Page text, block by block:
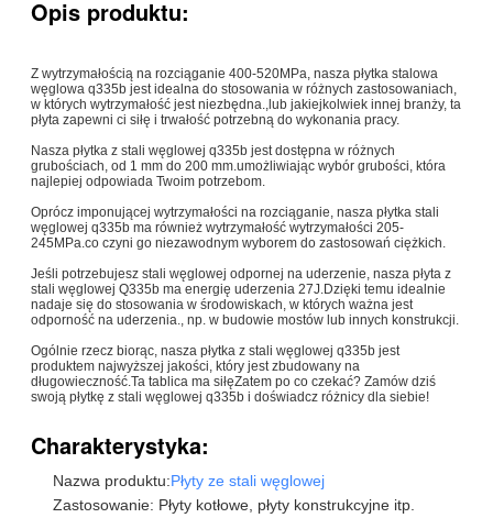
Opis produktu:
Z wytrzymałością na rozciąganie 400-520MPa, nasza płytka stalowa
węglowa q335b jest idealna do stosowania w różnych zastosowaniach,
w których wytrzymałość jest niezbędna.,lub jakiejkolwiek innej branży, ta
płyta zapewni ci siłę i trwałość potrzebną do wykonania pracy.
Nasza płytka z stali węglowej q335b jest dostępna w różnych
grubościach, od 1 mm do 200 mm.umożliwiając wybór grubości, która
najlepiej odpowiada Twoim potrzebom.
Oprócz imponującej wytrzymałości na rozciąganie, nasza płytka stali
węglowej q335b ma również wytrzymałość wytrzymałości 205-
245MPa.co czyni go niezawodnym wyborem do zastosowań ciężkich.
Jeśli potrzebujesz stali węglowej odpornej na uderzenie, nasza płyta z
stali węglowej Q335b ma energię uderzenia 27J.Dzięki temu idealnie
nadaje się do stosowania w środowiskach, w których ważna jest
odporność na uderzenia., np. w budowie mostów lub innych konstrukcji.
Ogólnie rzecz biorąc, nasza płytka z stali węglowej q335b jest
produktem najwyższej jakości, który jest zbudowany na
długowieczność.Ta tablica ma siłęZatem po co czekać? Zamów dziś
swoją płytkę z stali węglowej q335b i doświadcz różnicy dla siebie!
Charakterystyka:
Nazwa produktu:Płyty ze stali węglowej
Zastosowanie: Płyty kotłowe, płyty konstrukcyjne itp.